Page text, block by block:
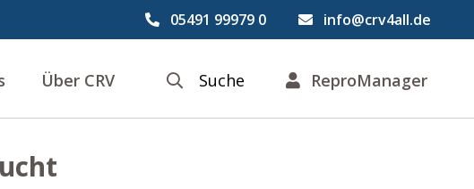
05491 99979 0 info@crv4all.de
Über CRV Suche ReproManager